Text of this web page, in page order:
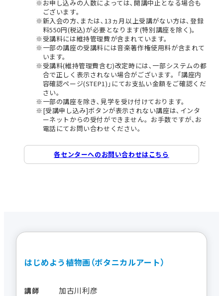
お申し込みの人数によっては､開講中止となる場合も
ございます。
新入会の方､または､13ヵ月以上受講がない方は､登録
料550円(税込)が必要となります(特別講座を除く)。
受講料には維持管理費が含まれています。
一部の講座の受講料には音楽著作権使用料が含まれて
います。
受講料(維持管理費含む)改定時には､一部システムの都
合で正しく表示されない場合がございます。｢講座内
容確認ページ(STEP1)｣にてお支払い金額をご確認くだ
さい。
一部の講座を除き､見学を受け付けております。
[受講申し込み]ボタンが表示されない講座は､インタ
ーネットからの受付ができません。お手数ですが､お
電話にてお問い合わせください。
各センターへのお問い合わせはこちら
はじめよう植物画（ボタニカルアート）
講師 加古川利彦